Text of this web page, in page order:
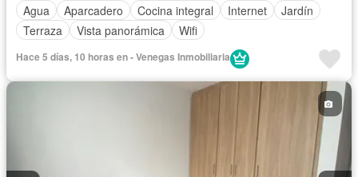
Agua
Aparcadero Cocina integral Internet
Jardín
Terraza
Vista panorámica Wifi
Hace 5 días, 10 horas en - Venegas Inmobiliaria